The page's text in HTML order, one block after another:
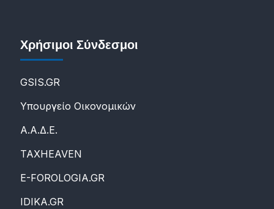
Χρήσιμοι Σύνδεσμοι
GSIS.GR
Υπουργείο Οικονομικών
Α.Α.Δ.Ε.
ΤΑXHEAVEN
E-FOROLOGIA.GR
IDIKA.GR